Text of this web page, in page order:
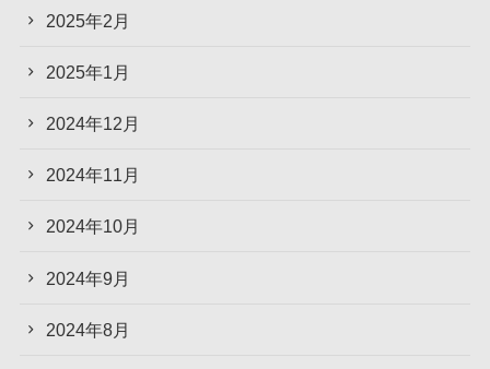
2025年2月
2025年1月
2024年12月
2024年11月
2024年10月
2024年9月
2024年8月